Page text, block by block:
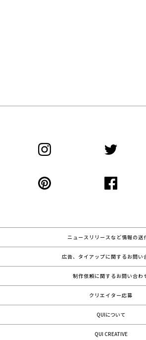
ニュースリリースなど情報の送
広告、タイアップに関するお問い
制作依頼に関するお問い合わ
クリエイター応募
QUIについて
QUI CREATIVE